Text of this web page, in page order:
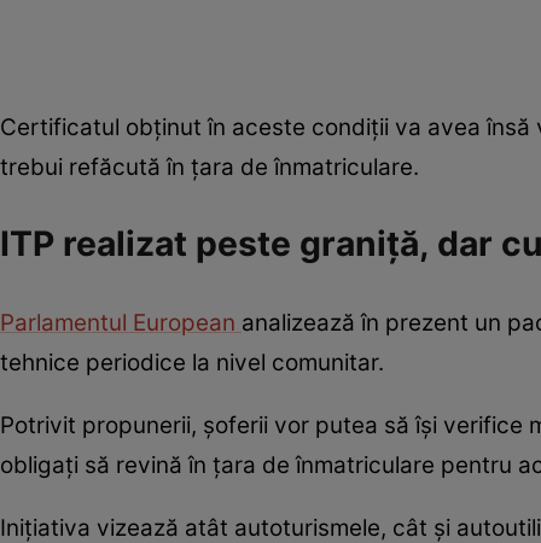
Certificatul obținut în aceste condiții va avea
trebui refăcută în țara de înmatriculare.
ITP realizat peste graniță, dar
Parlamentul European analizează în prezent un
tehnice periodice la nivel comunitar.
Potrivit propunerii, șoferii vor putea să își verifice
obligați să revină în țara de înmatriculare pentru
Inițiativa vizează atât autoturismele, cât și